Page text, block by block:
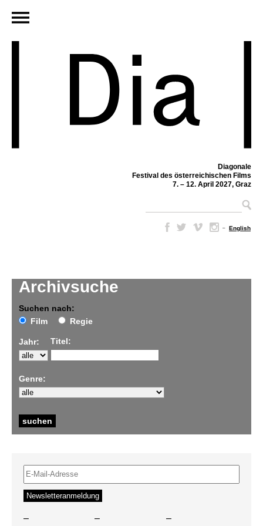
Diagonale
Festival des österreichischen Films
7. – 12. April 2027, Graz
– English
Archivsuche
Suchen nach:
Film
Regie
Jahr: Titel:
Genre:
– – –